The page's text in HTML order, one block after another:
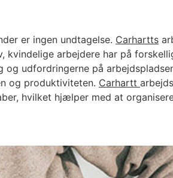
er ingen undtagelse. Carhartts
arbejdere har på
udfordringerne på
og produktiviteten. Carhartt
hvilket hjælper med at